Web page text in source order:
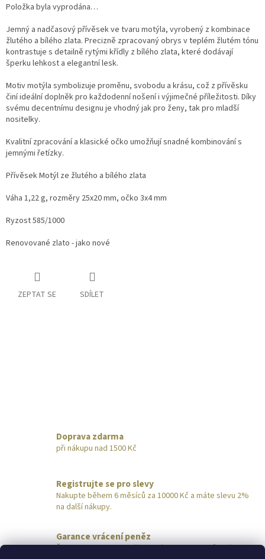
Položka byla vyprodána…
Jemný a nadčasový přívěsek ve tvaru motýla, vyrobený z kombinace
žlutého a bílého zlata. Precizně zpracovaný obrys v teplém žlutém tónu
kontrastuje s detailně rytými křídly z bílého zlata, které dodávají
šperku lehkost a elegantní lesk.
Motiv motýla symbolizuje proměnu, svobodu a krásu, což z přívěsku
činí ideální doplněk pro každodenní nošení i výjimečné příležitosti. Díky
svému decentnímu designu je vhodný jak pro ženy, tak pro mladší
nositelky.
Kvalitní zpracování a klasické očko umožňují snadné kombinování s
jemnými řetízky.
Přívěsek Motýl ze žlutého a bílého zlata
Váha 1,22 g, rozměry 25x20 mm, očko 3x4 mm
Ryzost 585/1000
Renovované zlato - jako nové
ZEPTAT SE SDÍLET
Doprava zdarma
při nákupu nad 1500 Kč
Registrujte se pro slevy
Nakupte během 6 měsíců za 10000 Kč a máte slevu 2%
na další nákupy.
Garance vrácení peněz
Šperk nevyhovuje? Pošlete nám ho do 14 dnů zpět,